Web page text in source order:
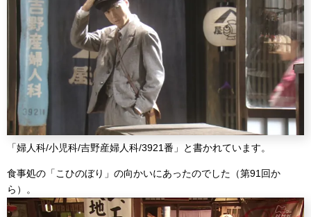
「婦人科/小児科/吉野産婦人科/3921番」と書かれています。
食事処の「こひのぼり」の向かいにあったのでした（第91回か
ら）。